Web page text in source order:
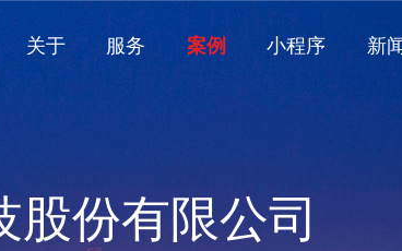
关于 服务 案例 小程序 新闻
份有限公司